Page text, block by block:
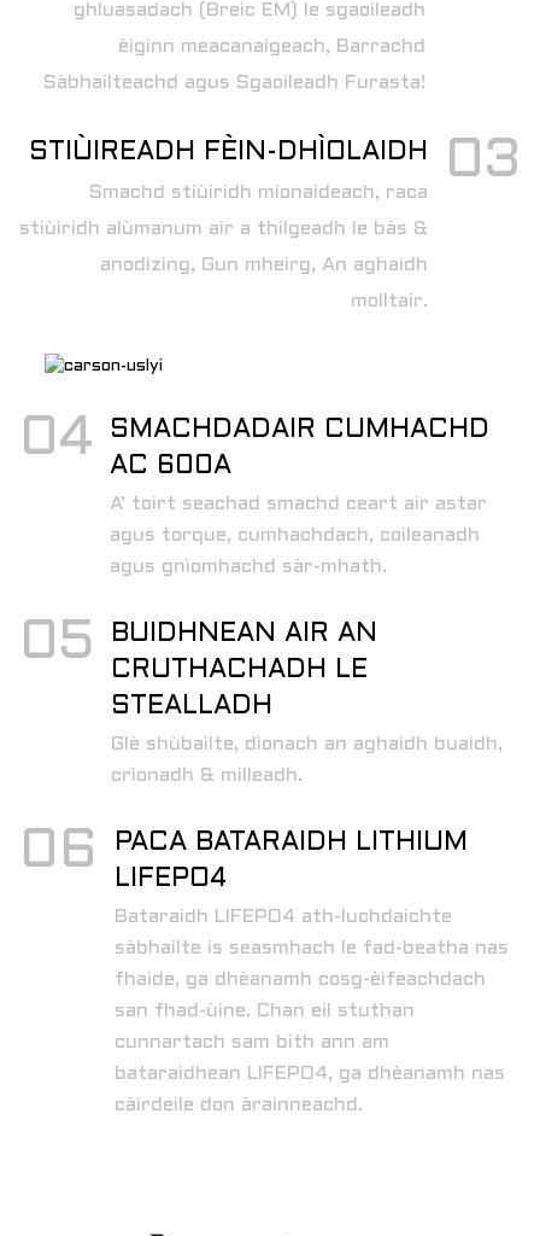
ghluasadach (Breic EM) le sgaoileadh
èiginn meacanaigeach, Barrachd
Sàbhailteachd agus Sgaoileadh Furasta!
03
STIÙIREADH FÈIN-DHÌOLAIDH
Smachd stiùiridh mionaideach, raca
stiùiridh alùmanum air a thilgeadh le bàs &
anodizing, Gun mheirg, An aghaidh
molltair.
04
SMACHDADAIR CUMHACHD
AC 600A
A’ toirt seachad smachd ceart air astar
agus torque, cumhachdach, coileanadh
agus gnìomhachd sàr-mhath.
05
BUIDHNEAN AIR AN
CRUTHACHADH LE
STEALLADH
Glè shùbailte, dìonach an aghaidh buaidh,
crìonadh & milleadh.
06
PACA BATARAIDH LITHIUM
LIFEPO4
Bataraidh LIFEPO4 ath-luchdaichte
sàbhailte is seasmhach le fad-beatha nas
fhaide, ga dhèanamh cosg-èifeachdach
san fhad-ùine. Chan eil stuthan
cunnartach sam bith ann am
bataraidhean LIFEPO4, ga dhèanamh nas
càirdeile don àrainneachd.